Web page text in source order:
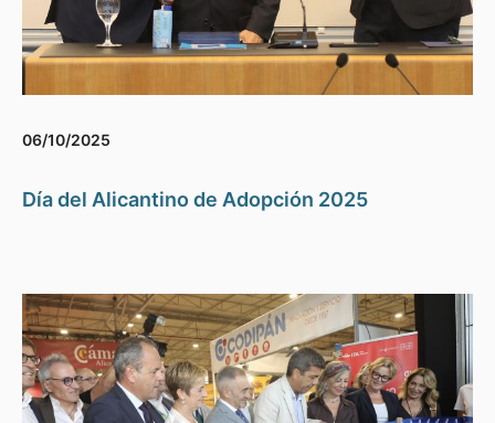
06/10/2025
Día del Alicantino de Adopción 2025